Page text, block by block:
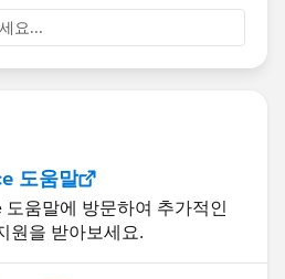
요...
도움말
도움말에 방문하여 추가적인
원을 받아보세요.